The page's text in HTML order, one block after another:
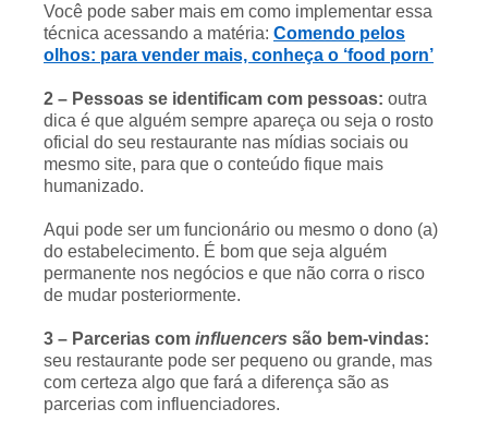
Você pode saber mais em como implementar essa
técnica acessando a matéria: Comendo pelos
olhos: para vender mais, conheça o ‘food porn’
2 – Pessoas se identificam com pessoas: outra
dica é que alguém sempre apareça ou seja o rosto
oficial do seu restaurante nas mídias sociais ou
mesmo site, para que o conteúdo fique mais
humanizado.
Aqui pode ser um funcionário ou mesmo o dono (a)
do estabelecimento. É bom que seja alguém
permanente nos negócios e que não corra o risco
de mudar posteriormente.
3 – Parcerias com influencers são bem-vindas:
seu restaurante pode ser pequeno ou grande, mas
com certeza algo que fará a diferença são as
parcerias com influenciadores.